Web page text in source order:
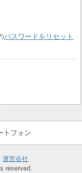
パスワードをリセット
トフォン
運営会社
reserved.